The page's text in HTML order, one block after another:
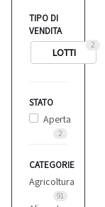
TIPO DI
VENDITA
2
LOTTI
STATO
Aperta
2
CATEGORIE
Agricoltura
91